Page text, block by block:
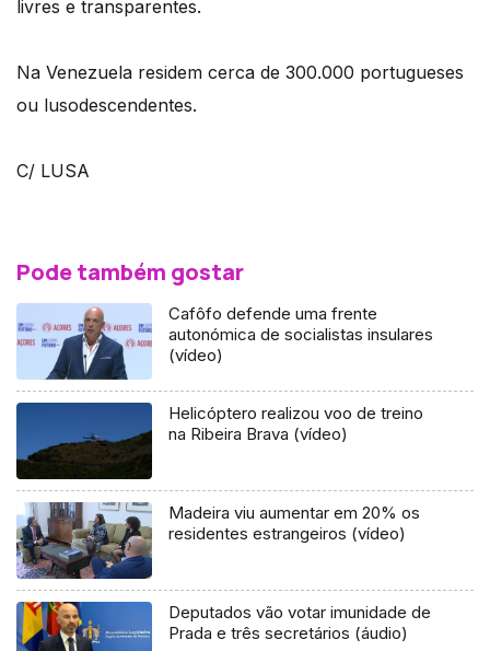
livres e transparentes.
Na Venezuela residem cerca de 300.000 portugueses
ou lusodescendentes.
C/ LUSA
Pode também gostar
Cafôfo defende uma frente
autonómica de socialistas insulares
(vídeo)
Helicóptero realizou voo de treino
na Ribeira Brava (vídeo)
Madeira viu aumentar em 20% os
residentes estrangeiros (vídeo)
Deputados vão votar imunidade de
Prada e três secretários (áudio)